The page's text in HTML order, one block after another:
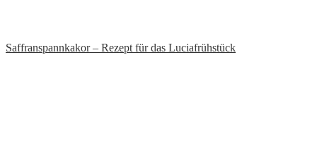
Saffranspannkakor – Rezept für das Luciafrühstück